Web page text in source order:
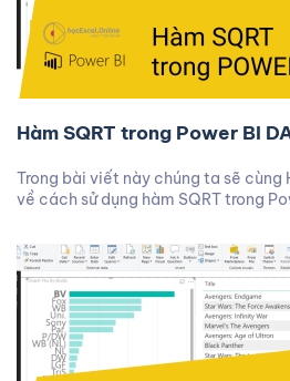
Hàm SQRT trong Power BI
Trong bài viết này chúng ta sẽ cùng
về cách sử dụng hàm SQRT trong